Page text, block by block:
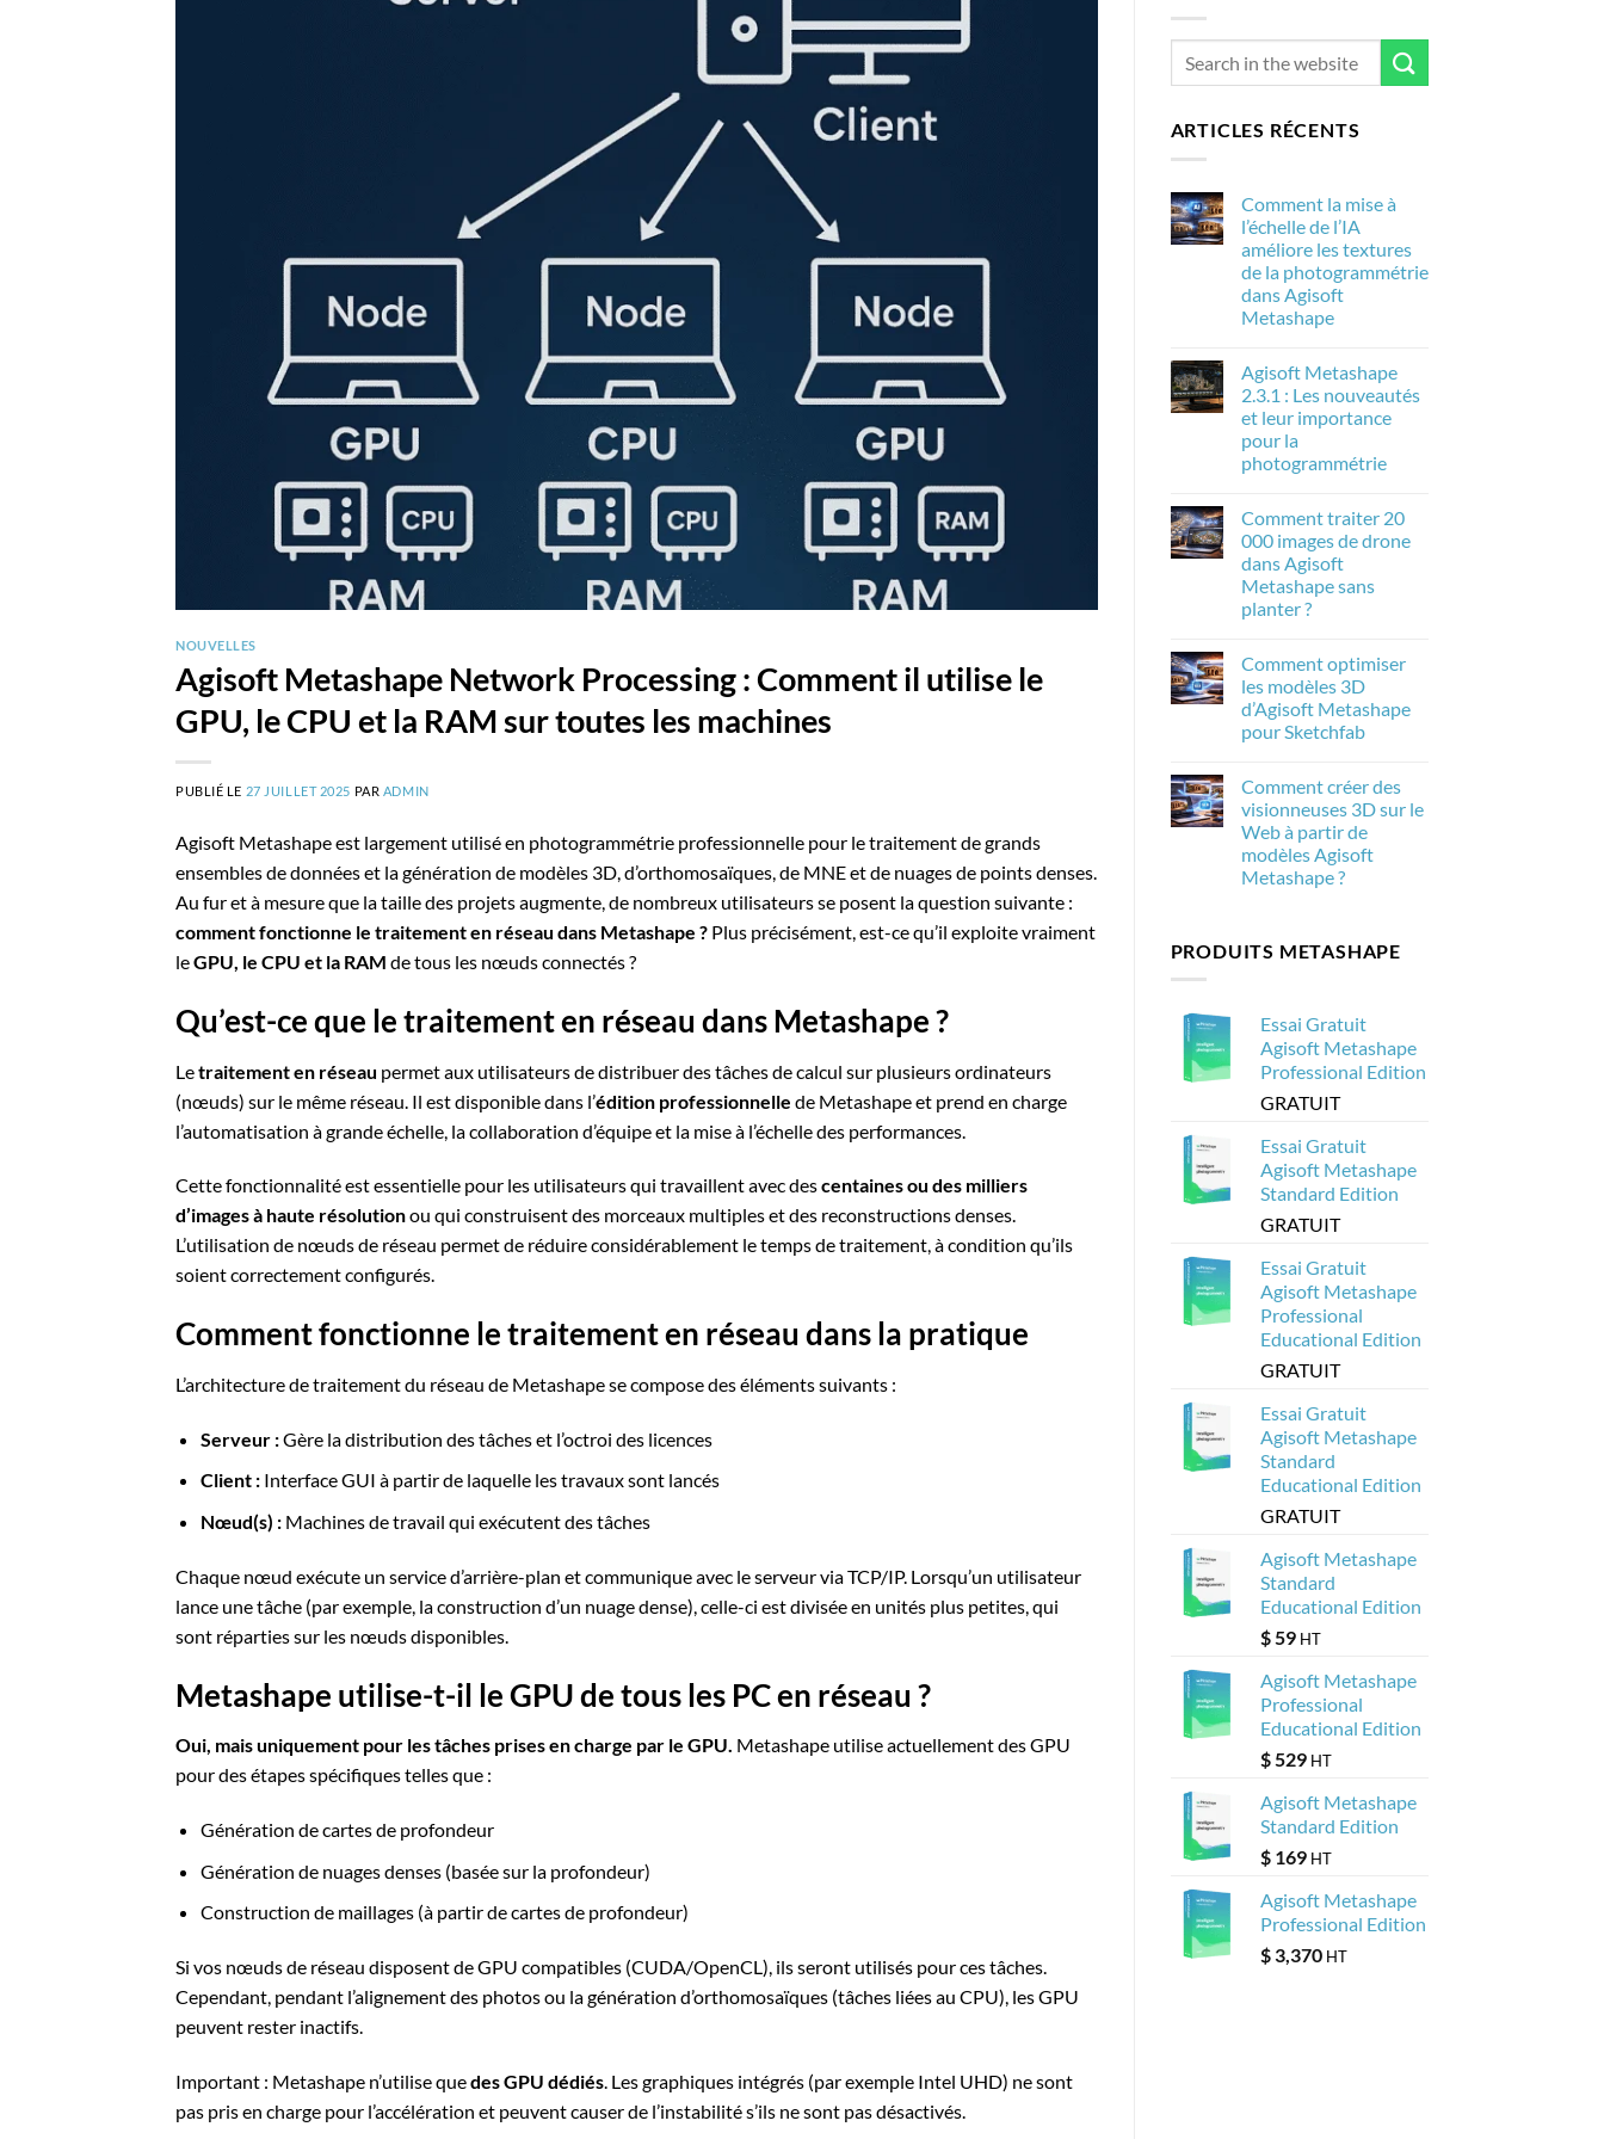
NOUVELLES
Agisoft Metashape Network Processing : Comment il utilise le
GPU, le CPU et la RAM sur toutes les machines
PUBLIÉ LE 27 JUILLET 2025 PAR ADMIN
Agisoft Metashape est largement utilisé en photogrammétrie professionnelle pour le traitement de grands
ensembles de données et la génération de modèles 3D, d’orthomosaïques, de MNE et de nuages de points denses.
Au fur et à mesure que la taille des projets augmente, de nombreux utilisateurs se posent la question suivante :
comment fonctionne le traitement en réseau dans Metashape ? Plus précisément, est-ce qu’il exploite vraiment
leGPU, le CPU et la RAM de tous les nœuds connectés ?
Qu’est-ce que le traitement en réseau dans Metashape ?
Letraitement en réseau permet aux utilisateurs de distribuer des tâches de calcul sur plusieurs ordinateurs
(nœuds) sur le même réseau. Il est disponible dans l’édition professionnelle de Metashape et prend en charge
l’automatisation à grande échelle, la collaboration d’équipe et la mise à l’échelle des performances.
Cette fonctionnalité est essentielle pour les utilisateurs qui travaillent avec descentaines ou des milliers
d’images à haute résolutionou qui construisent des morceaux multiples et des reconstructions denses.
L’utilisation de nœuds de réseau permet de réduire considérablement le temps de traitement, à condition qu’ils
soient correctement configurés.
Comment fonctionne le traitement en réseau dans la pratique
L’architecture de traitement du réseau de Metashape se compose des éléments suivants :
Serveur :Gère la distribution des tâches et l’octroi des licences
Client :Interface GUI à partir de laquelle les travaux sont lancés
Nœud(s) :Machines de travail qui exécutent des tâches
Chaque nœud exécute un service d’arrière-plan et communique avec le serveur via TCP/IP. Lorsqu’un utilisateur
lance une tâche (par exemple, la construction d’un nuage dense), celle-ci est divisée en unités plus petites, qui
sont réparties sur les nœuds disponibles.
Metashape utilise-t-il le GPU de tous les PC en réseau ?
Oui, mais uniquement pour les tâches prises en charge par le GPU. Metashape utilise actuellement des GPU
pour des étapes spécifiques telles que :
Génération de cartes de profondeur
Génération de nuages denses (basée sur la profondeur)
Construction de maillages (à partir de cartes de profondeur)
Si vos nœuds de réseau disposent de GPU compatibles (CUDA/OpenCL), ils seront utilisés pour ces tâches.
Cependant, pendant l’alignement des photos ou la génération d’orthomosaïques (tâches liées au CPU), les GPU
peuvent rester inactifs.
Important : Metashape n’utilise quedes GPU dédiés. Les graphiques intégrés (par exemple Intel UHD) ne sont
pas pris en charge pour l’accélération et peuvent causer de l’instabilité s’ils ne sont pas désactivés.
ARTICLES RÉCENTS
Comment la mise à
l’échelle de l’IA
améliore les textures
de la photogrammétrie
dans Agisoft
Metashape
sur
Comment
la
mise
l’échelle
de
les
textures
de
la
photogrammétrie
dans
Agisoft
Metashape
Agisoft Metashape
2.3.1 : Les nouveautés
et leur importance
pour la
photogrammétrie
sur
Agisoft
Metashape
2.3.1
Les
nouveautés
importance
pour
la
photogrammétrie
Comment traiter 20
000 images de drone
dans Agisoft
Metashape sans
planter ?
sur
Comment
traiter
20
images
dans
Agisoft
Metashape
sans
planter
?
Comment optimiser
les modèles 3D
d’Agisoft Metashape
pour Sketchfab
sur
Comment
optimiser
les
modèles
3D
d’Agisoft
Comment créer des
visionneuses 3D sur le
Web à partir de
modèles Agisoft
Metashape ?
Comment
créer
Web
Metashape
PRODUITS METASHAPE
Essai Gratuit
Agisoft Metashape
Professional Edition
GRATUIT
Essai Gratuit
Agisoft Metashape
Standard Edition
GRATUIT
Essai Gratuit
Agisoft Metashape
Professional
Educational Edition
GRATUIT
Essai Gratuit
Agisoft Metashape
Standard
Educational Edition
GRATUIT
Agisoft Metashape
Standard
Educational Edition
$59 HT
Agisoft Metashape
Professional
Educational Edition
$529 HT
Agisoft Metashape
Standard Edition
$169 HT
Agisoft Metashape
Professional Edition
$3,370 HT